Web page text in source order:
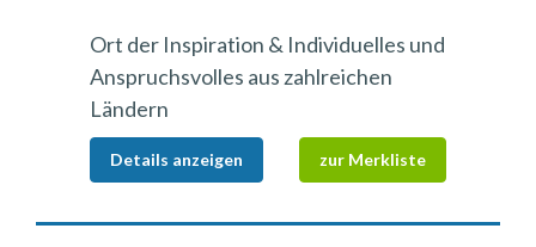
Ort der Inspiration & Individuelles und
Anspruchsvolles aus zahlreichen
Ländern
Details anzeigen zur Merkliste